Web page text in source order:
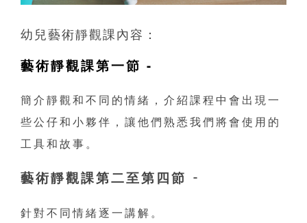
幼兒藝術靜觀課內容：
藝術靜觀課第一節 -
簡介靜觀和不同的情緒，介紹課程中會出現一
些公仔和小夥伴，讓他們熟悉我們將會使用的
工具和故事。
藝術靜觀課第二至第四節 -
針對不同情緒逐一講解。